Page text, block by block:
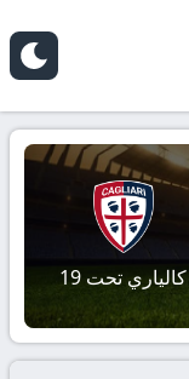
كالياري تحت 19